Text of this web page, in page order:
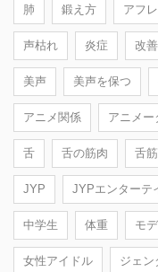
肺 鍛え方 アフ
声枯れ 炎症 改
美声 美声を保つ
アニメ関係 アニメー
舌 舌の筋肉 舌筋
JYP JYPエンターテ
中学生 体重 モ
女性アイドル ジェン